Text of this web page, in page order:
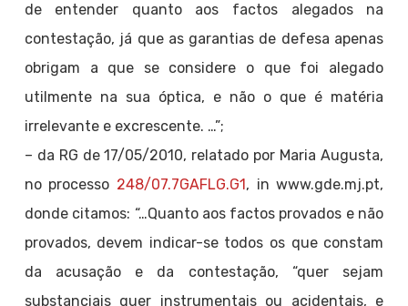
de entender quanto aos factos alegados na
contestação, já que as garantias de defesa apenas
obrigam a que se considere o que foi alegado
utilmente na sua óptica, e não o que é matéria
irrelevante e excrescente. …”;
– da RG de 17/05/2010, relatado por Maria Augusta,
no processo 248/07.7GAFLG.G1, in www.gde.mj.pt,
donde citamos: “…Quanto aos factos provados e não
provados, devem indicar-se todos os que constam
da acusação e da contestação, “quer sejam
substanciais quer instrumentais ou acidentais, e